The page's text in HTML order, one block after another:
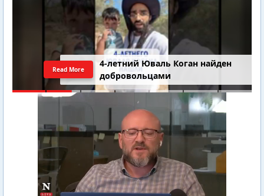
4-летний Юваль Коган найден
добровольцами
Read More